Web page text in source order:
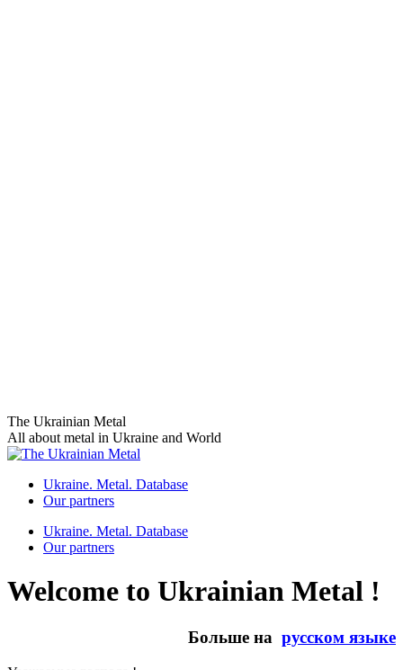
Skip
to
content
The Ukrainian Metal
All about metal in Ukraine and World
Ukraine. Metal. Database
Our partners
Ukraine. Metal. Database
Our partners
Welcome to Ukrainian Metal !
Больше на русском языке